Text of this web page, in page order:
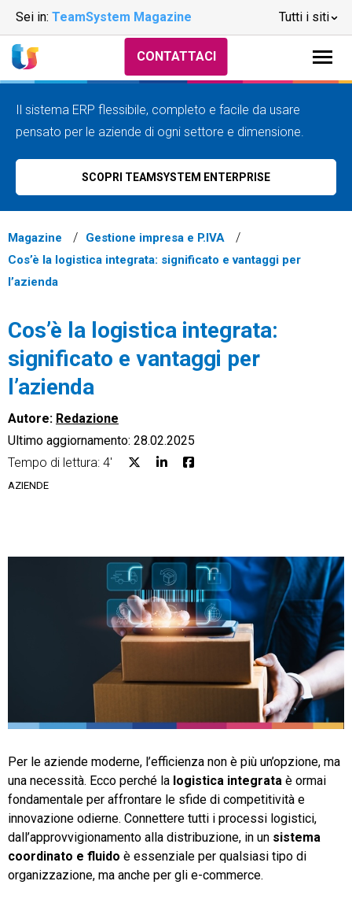
Sei in: TeamSystem Magazine Tutti i siti
Ecommerce
Financial Solutions
TeamSystem Corporate
CONTATTACI
Il sistema ERP flessibile, completo e facile da usare
pensato per le aziende di ogni settore e dimensione.
SCOPRI TEAMSYSTEM ENTERPRISE
Magazine
Gestione impresa e P.IVA
Cos’è la logistica integrata: significato e vantaggi per
l’azienda
Cos’è la logistica integrata:
significato e vantaggi per
l’azienda
Autore: Redazione
Ultimo aggiornamento: 28.02.2025
Tempo di lettura: 4'
AZIENDE
Per le aziende moderne, l’efficienza non è più un’opzione, ma
una necessità. Ecco perché la logistica integrata è ormai
fondamentale per affrontare le sfide di competitività e
innovazione odierne. Connettere tutti i processi logistici,
dall’approvvigionamento alla distribuzione, in un sistema
coordinato e fluido è essenziale per qualsiasi tipo di
organizzazione, ma anche per gli e-commerce.